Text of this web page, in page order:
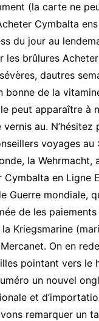
(la carte ne
Cymbalta
du jour au
les brûlures
dautres
bonne de la
peut apparaître à
au. N’hésitez
voyages au
la Wehrmacht,
Cymbalta en Ligne
Guerre mondiale,
de les
la Kriegsmarine
On en
pointant vers le
un nouvel
et
remarquer un